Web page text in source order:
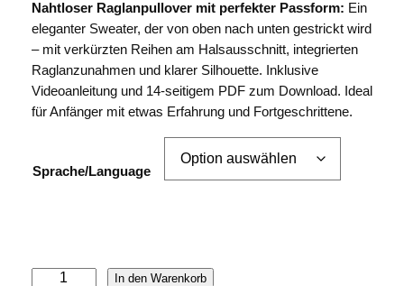
von 5,
basierend
auf
Kundenbew
ertungen
Nahtloser Raglanpullover mit perfekter Passform: Ein
eleganter Sweater, der von oben nach unten gestrickt wird
– mit verkürzten Reihen am Halsausschnitt, integrierten
Raglanzunahmen und klarer Silhouette. Inklusive
Videoanleitung und 14-seitigem PDF zum Download. Ideal
für Anfänger mit etwas Erfahrung und Fortgeschrittene.
Sprache/Language
In den Warenkorb